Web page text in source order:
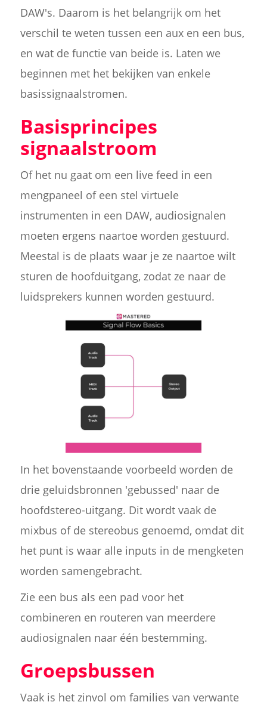
DAW's. Daarom is het belangrijk om het
verschil te weten tussen een aux en een bus,
en wat de functie van beide is. Laten we
beginnen met het bekijken van enkele
basissignaalstromen.
Basisprincipes
signaalstroom
Of het nu gaat om een live feed in een
mengpaneel of een stel virtuele
instrumenten in een DAW, audiosignalen
moeten ergens naartoe worden gestuurd.
Meestal is de plaats waar je ze naartoe wilt
sturen de hoofduitgang, zodat ze naar de
luidsprekers kunnen worden gestuurd.
In het bovenstaande voorbeeld worden de
drie geluidsbronnen 'gebussed' naar de
hoofdstereo-uitgang. Dit wordt vaak de
mixbus of de stereobus genoemd, omdat dit
het punt is waar alle inputs in de mengketen
worden samengebracht.
Zie een bus als een pad voor het
combineren en routeren van meerdere
audiosignalen naar één bestemming.
Groepsbussen
Vaak is het zinvol om families van verwante